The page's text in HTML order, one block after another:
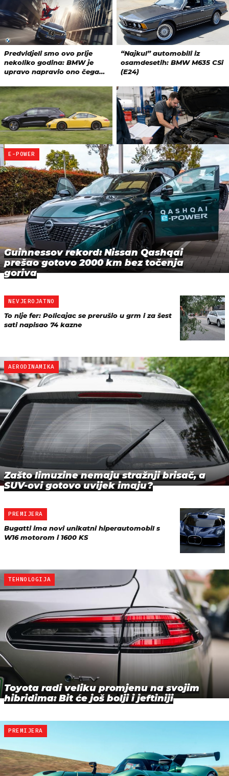
E-POWER
Guinnessov rekord: Nissan Qashqai
prešao gotovo 2000 km bez točenja
goriva
NEVJEROJATNO
To nije fer: Policajac se prerušio u grm i za šest
sati napisao 74 kazne
AERODINAMIKA
Zašto limuzine nemaju stražnji brisač, a
SUV-ovi gotovo uvijek imaju?
PREMIJERA
Bugatti ima novi unikatni hiperautomobil s
W16 motorom i 1600 KS
TEHNOLOGIJA
Toyota radi veliku promjenu na svojim
hibridima: Bit će još bolji i jeftiniji
PREMIJERA